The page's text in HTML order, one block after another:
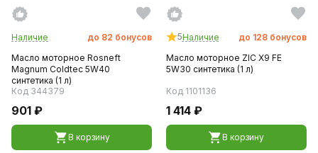
Наличие до 82 бонусов
Масло моторное Rosneft
Magnum Coldtec 5W40
синтетика (1 л)
Код 344379
901 ₽
В корзину
5Наличие до 128 бонусов
Масло моторное ZIC X9 FE
5W30 синтетика (1 л)
Код 1101136
1 414 ₽
В корзину